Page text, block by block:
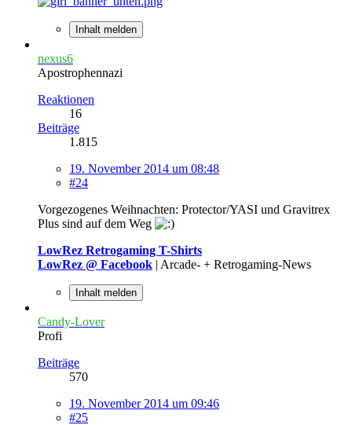
Inhalt melden
nexus6
Apostrophennazi
Reaktionen
16
Beiträge
1.815
19. November 2014 um 08:48
#24
Vorgezogenes Weihnachten: Protector/YASI und Gravitrex
Plus sind auf dem Weg
LowRez Retrogaming T-Shirts
LowRez @ Facebook | Arcade- + Retrogaming-News
Inhalt melden
Candy-Lover
Profi
Beiträge
570
19. November 2014 um 09:46
#25